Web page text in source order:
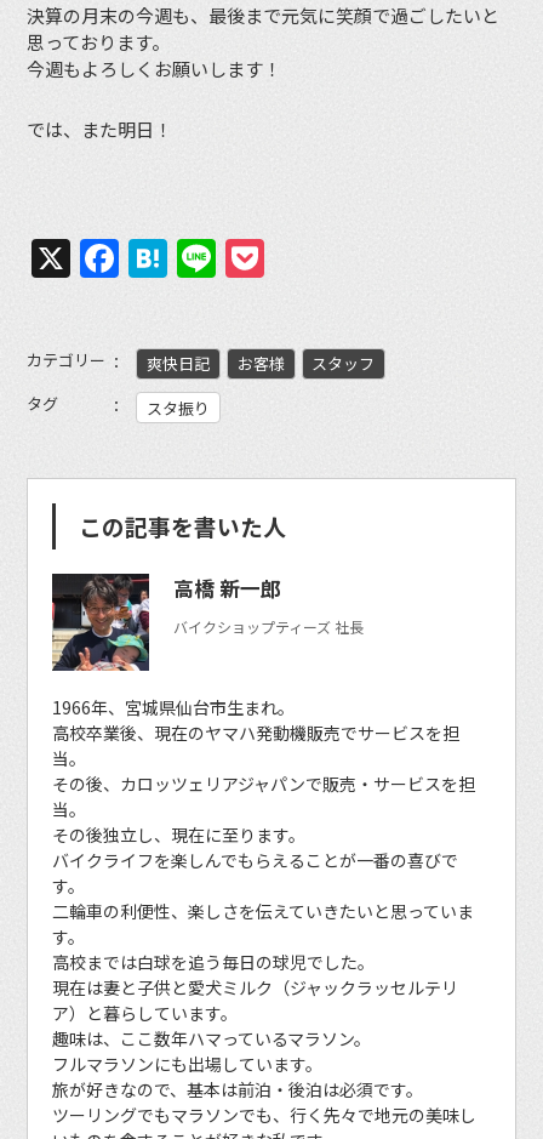
決算の月末の今週も、最後まで元気に笑顔で過ごしたいと
思っております。
今週もよろしくお願いします！
では、また明日！
X Facebook
Hatena
Line
カテゴリー 爽快日記 お客様
スタッフ
タグ
スタ振り
この記事を書いた人
高橋 新一郎
バイクショップティーズ 社長
1966年、宮城県仙台市生まれ。
高校卒業後、現在のヤマハ発動機販売でサービスを担
当。
その後、カロッツェリアジャパンで販売・サービスを担
当。
その後独立し、現在に至ります。
バイクライフを楽しんでもらえることが一番の喜びで
す。
二輪車の利便性、楽しさを伝えていきたいと思っていま
す。
高校までは白球を追う毎日の球児でした。
現在は妻と子供と愛犬ミルク（ジャックラッセルテリ
ア）と暮らしています。
趣味は、ここ数年ハマっているマラソン。
フルマラソンにも出場しています。
旅が好きなので、基本は前泊・後泊は必須です。
ツーリングでもマラソンでも、行く先々で地元の美味し